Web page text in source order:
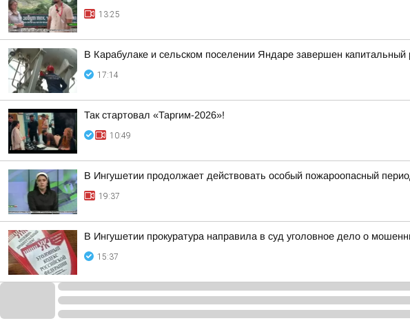
13:25
В Карабулаке и сельском поселении Яндаре завершен
17:14
Так стартовал «Таргим-2026»!
10:49
В Ингушетии продолжает действовать особый пожароопасный
19:37
В Ингушетии прокуратура направила в суд уголовное дело о
15:37